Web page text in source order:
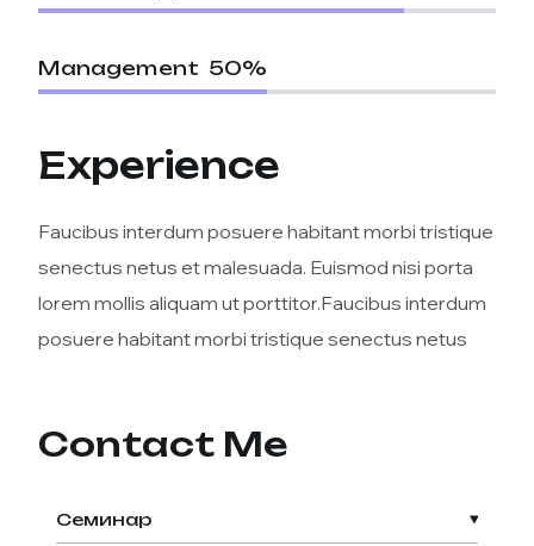
Management 50%
Experience
Faucibus interdum posuere habitant morbi tristique
senectus netus et malesuada. Euismod nisi porta
lorem mollis aliquam ut porttitor.Faucibus interdum
posuere habitant morbi tristique senectus netus
Contact Me